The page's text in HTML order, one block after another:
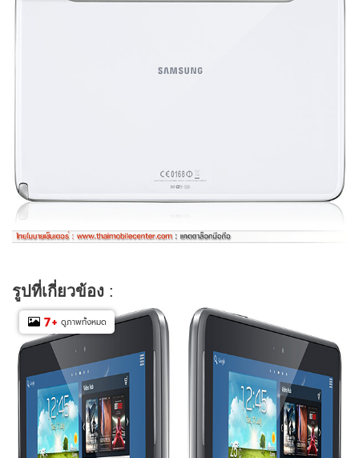
รูปที่เกี่ยวข้อง :
7+ ดูภาพทั้งหมด